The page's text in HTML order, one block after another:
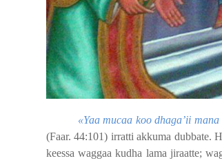
«Yaa mucaa koo dhaga’ii
(Faar. 44:101) irratti akkuma dubbate.
keessa waggaa kudha lama jiraatte;